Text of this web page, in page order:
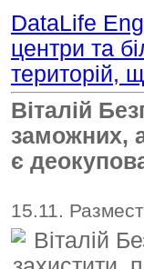
DataLife
центри та
територій,
Віталій
заможних,
є
15.11.